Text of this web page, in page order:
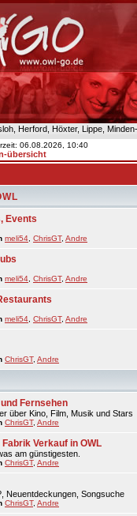
Herford, Höxter, Lippe,
06.08.2026, 10:40
übersicht
Events
meli54 ChrisGT, Andre
meli54 ChrisGT, Andre
meli54 ChrisGT, Andre
ChrisGT, Andre
Fernsehen
über Kino, Film, Musik und Stars
ChrisGT, Andre
Verkauf in OWL
am günstigesten.
ChrisGT, Andre
Neuentdeckungen, Songsuche
ChrisGT, Andre